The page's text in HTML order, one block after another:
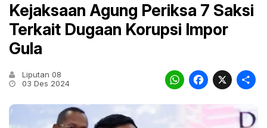
Kejaksaan Agung Periksa 7 Saksi
Terkait Dugaan Korupsi Impor
Gula
Liputan 08
03 Des 2024
X